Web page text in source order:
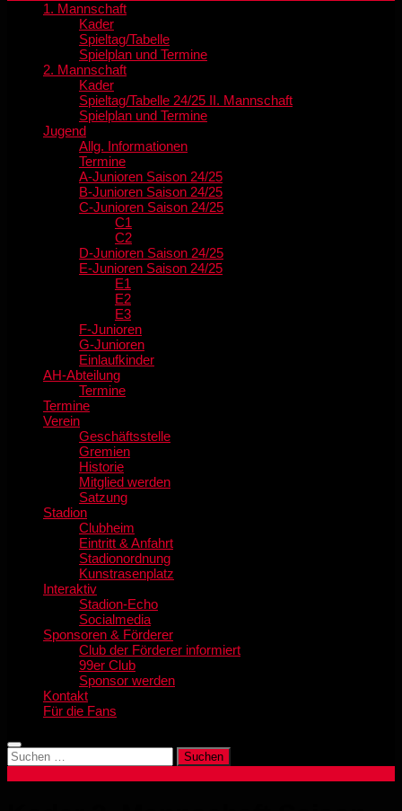
1. Mannschaft
Kader
Spieltag/Tabelle
Spielplan und Termine
2. Mannschaft
Kader
Spieltag/Tabelle 24/25 II. Mannschaft
Spielplan und Termine
Jugend
Allg. Informationen
Termine
A-Junioren Saison 24/25
B-Junioren Saison 24/25
C-Junioren Saison 24/25
C1
C2
D-Junioren Saison 24/25
E-Junioren Saison 24/25
E1
E2
E3
F-Junioren
G-Junioren
Einlaufkinder
AH-Abteilung
Termine
Termine
Verein
Geschäftsstelle
Gremien
Historie
Mitglied werden
Satzung
Stadion
Clubheim
Eintritt & Anfahrt
Stadionordnung
Kunstrasenplatz
Interaktiv
Stadion-Echo
Socialmedia
Sponsoren & Förderer
Club der Förderer informiert
99er Club
Sponsor werden
Kontakt
Für die Fans
Suchen
nach: